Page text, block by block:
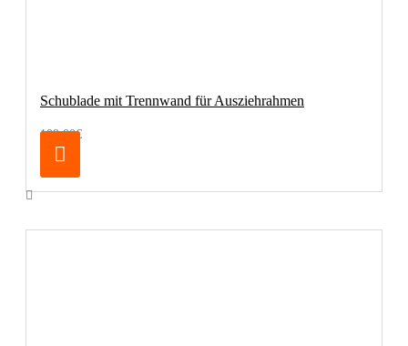
Schublade mit Trennwand für Ausziehrahmen
109,00€